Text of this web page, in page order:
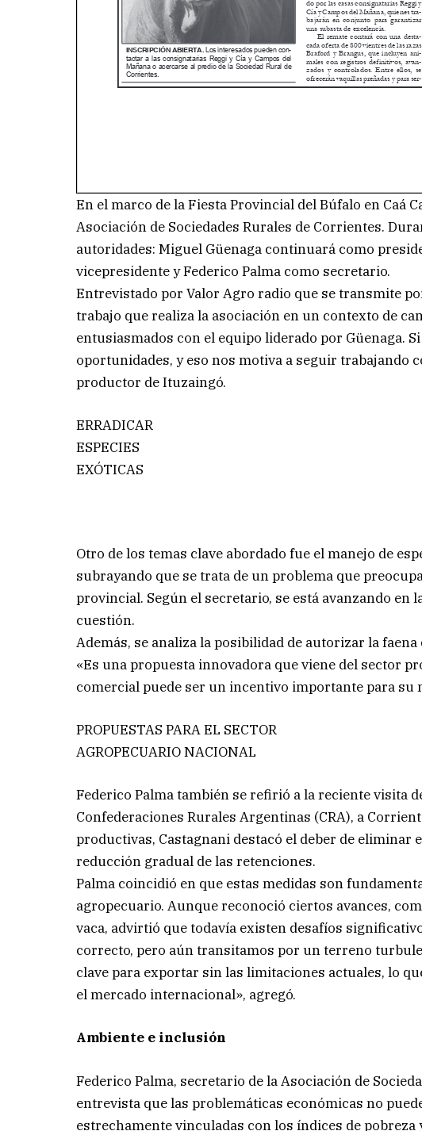
En el marco de la Fiesta Provincial del Búfalo en Caá
Asociación de Sociedades Rurales de Corrientes.
autoridades: Miguel Güenaga continuará como
vicepresidente y Federico Palma como secretario.
Entrevistado por Valor Agro radio que se transmite
trabajo que realiza la asociación en un contexto de
entusiasmados con el equipo liderado por Güenaga.
oportunidades, y eso nos motiva a seguir trabajando
productor de Ituzaingó.
ERRADICAR
ESPECIES
EXÓTICAS
Otro de los temas clave abordado fue el manejo de
subrayando que se trata de un problema que
provincial. Según el secretario, se está avanzando en
cuestión.
Además, se analiza la posibilidad de autorizar la
«Es una propuesta innovadora que viene del sector
comercial puede ser un incentivo importante para su
PROPUESTAS PARA EL SECTOR
AGROPECUARIO NACIONAL
Federico Palma también se refirió a la reciente visita
Confederaciones Rurales Argentinas (CRA), a
productivas, Castagnani destacó el deber de eliminar
reducción gradual de las retenciones.
Palma coincidió en que estas medidas son
agropecuario. Aunque reconoció ciertos avances,
vaca, advirtió que todavía existen desafíos
correcto, pero aún transitamos por un terreno
clave para exportar sin las limitaciones actuales, lo
el mercado internacional», agregó.
Ambiente e inclusión
Federico Palma, secretario de la Asociación de
entrevista que las problemáticas económicas no
estrechamente vinculadas con los índices de pobreza